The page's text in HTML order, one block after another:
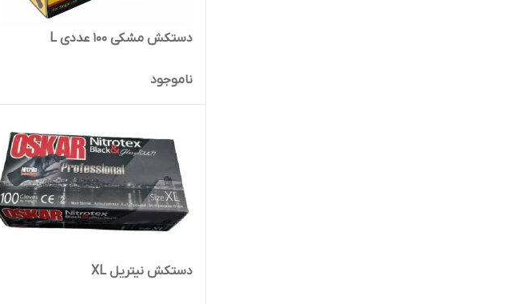
دستکش مشکی ۱۰۰ عددی L
ناموجود
دستکش نیتریل XL